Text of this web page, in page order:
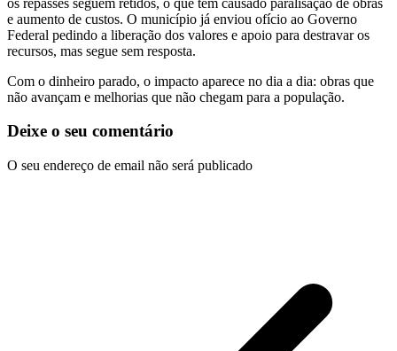
e aumento de custos. O município já enviou ofício ao Governo
Federal pedindo a liberação dos valores e apoio para destravar os
recursos, mas segue sem resposta.
Com o dinheiro parado, o impacto aparece no dia a dia: obras que
não avançam e melhorias que não chegam para a população.
Deixe o seu comentário
O seu endereço de email não será publicado